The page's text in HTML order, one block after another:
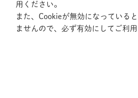
用ください。
また、Cookieが無効になっている
ませんので、必ず有効にしてご利用